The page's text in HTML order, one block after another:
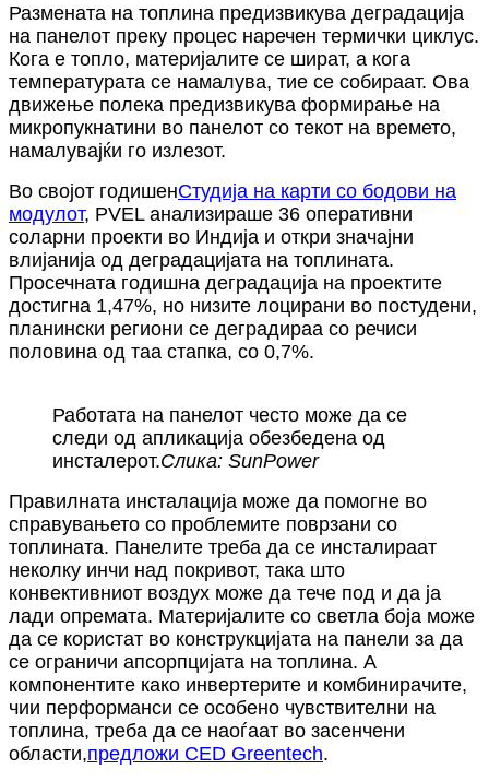
Размената на топлина предизвикува деградација
на панелот преку процес наречен термички циклус.
Кога е топло, материјалите се шират, а кога
температурата се намалува, тие се собираат. Ова
движење полека предизвикува формирање на
микропукнатини во панелот со текот на времето,
намалувајќи го излезот.
Во својот годишенСтудија на карти со бодови на
модулот, PVEL анализираше 36 оперативни
соларни проекти во Индија и откри значајни
влијанија од деградацијата на топлината.
Просечната годишна деградација на проектите
достигна 1,47%, но низите лоцирани во постудени,
планински региони се деградираа со речиси
половина од таа стапка, со 0,7%.
Работата на панелот често може да се
следи од апликација обезбедена од
инсталерот.Слика: SunPower
Правилната инсталација може да помогне во
справувањето со проблемите поврзани со
топлината. Панелите треба да се инсталираат
неколку инчи над покривот, така што
конвективниот воздух може да тече под и да ја
лади опремата. Материјалите со светла боја може
да се користат во конструкцијата на панели за да
се ограничи апсорпцијата на топлина. А
компонентите како инвертерите и комбинирачите,
чии перформанси се особено чувствителни на
топлина, треба да се наоѓаат во засенчени
области,предложи CED Greentech.